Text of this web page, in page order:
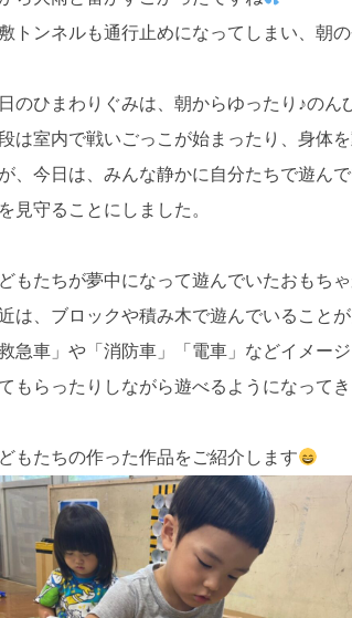
トンネルも通行止めになってしまい、朝
のひまわりぐみは、朝からゆったり♪のん
は室内で戦いごっこが始まったり、身体
、今日は、みんな静かに自分たちで遊ん
見守ることにしました。
もたちが夢中になって遊んでいたおもち
は、ブロックや積み木で遊んでいることが
急車」や「消防車」「電車」などイメー
もらったりしながら遊べるようになってき
もたちの作った作品をご紹介します